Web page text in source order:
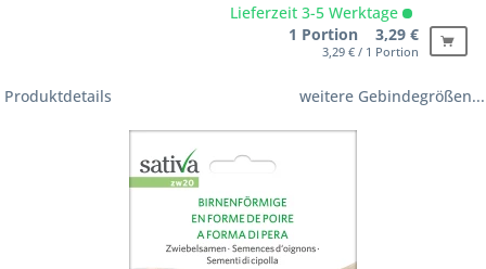
Lieferzeit 3-5 Werktage
1 Portion 3,29 €
3,29 € / 1 Portion
Produktdetails weitere Gebindegrößen...